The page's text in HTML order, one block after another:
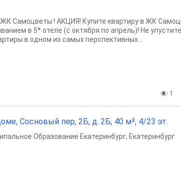
Самоцветы ! АКЦИЯ! Купите квартиру в ЖК
в 5* отеле (с октября по апрель)! Не
в одном из самых перспективных...
1
Сосновый пер, 2Б, д. 2Б, 40 м², 4/23 эт.
Образование Екатеринбург, Екатеринбург